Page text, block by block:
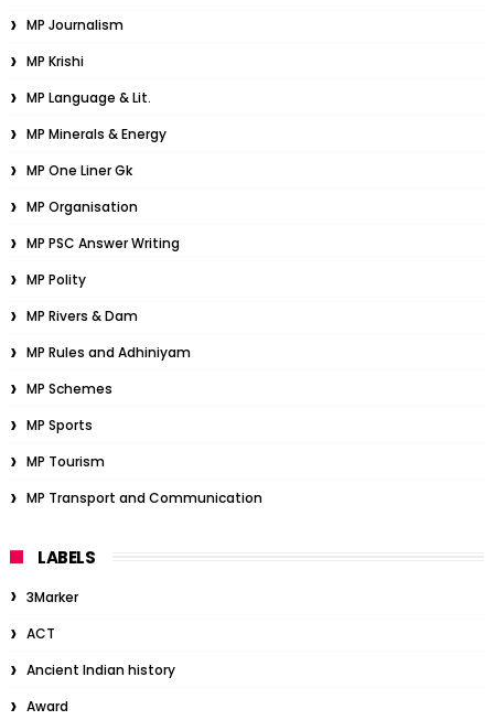
MP Journalism
MP Krishi
MP Language & Lit.
MP Minerals & Energy
MP One Liner Gk
MP Organisation
MP PSC Answer Writing
MP Polity
MP Rivers & Dam
MP Rules and Adhiniyam
MP Schemes
MP Sports
MP Tourism
MP Transport and Communication
LABELS
3Marker
ACT
Ancient Indian history
Award